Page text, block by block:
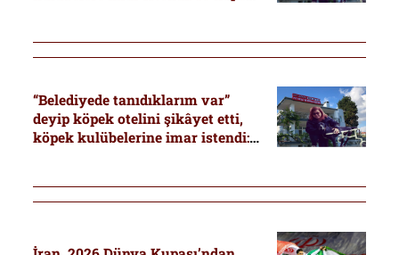
“Belediyede tanıdıklarım var”
deyip köpek otelini şikâyet etti,
köpek kulübelerine imar istendi: